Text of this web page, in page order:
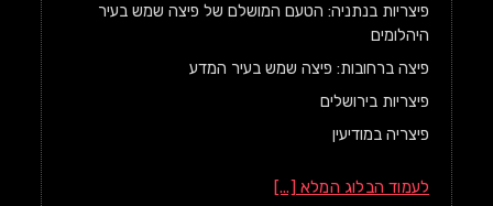
פיצריות בנתניה: הטעם המושלם של פיצה שמש בעיר
היהלומים
פיצה ברחובות: פיצה שמש בעיר המדע
פיצריות בירושלים
פיצריה במודיעין
לעמוד הבלוג המלא [...]